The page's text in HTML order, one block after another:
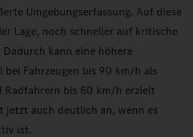
Umgebungserfassung. Auf diese
Lage, noch schneller auf kritische
kann eine höhere
Fahrzeugen bis 90 km/h als
Radfahrern bis 60 km/h erzielt
jetzt auch deutlich an, wenn es
ist.